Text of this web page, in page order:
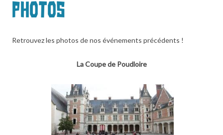
Photos
Retrouvez les photos de nos événements précédents !
La Coupe de Poudloire